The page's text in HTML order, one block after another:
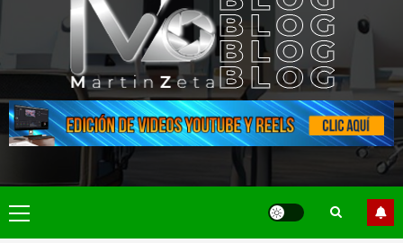
Menú
principal